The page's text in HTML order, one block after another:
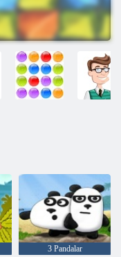
3 Pandalar